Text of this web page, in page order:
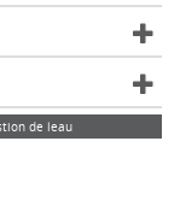
de leau